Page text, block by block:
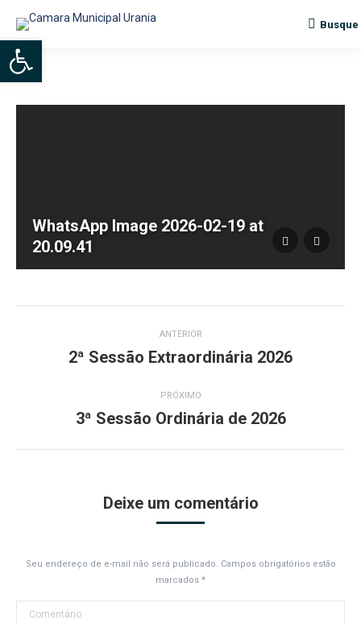
Abrir a barra de ferramentas
Search:
Busque
WhatsApp Image 2026-02-19 at
20.09.41
ANTERIOR
Álbum
2ª Sessão Extraordinária 2026
PRÓXIMO
Próximo
3ª Sessão Ordinária de 2026
Deixe um comentário
Seu endereço de e-mail não será publicado. Campos obrigatórios estão
marcados *
Comentário